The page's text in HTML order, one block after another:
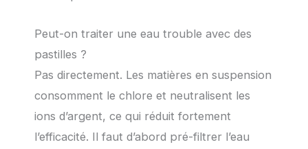
Peut-on traiter une eau trouble avec des
pastilles ?
Pas directement. Les matières en suspension
consomment le chlore et neutralisent les
ions d’argent, ce qui réduit fortement
l’efficacité. Il faut d’abord pré-filtrer l’eau